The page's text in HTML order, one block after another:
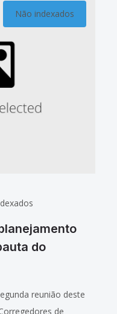
Não indexados
do
reunião deste
de